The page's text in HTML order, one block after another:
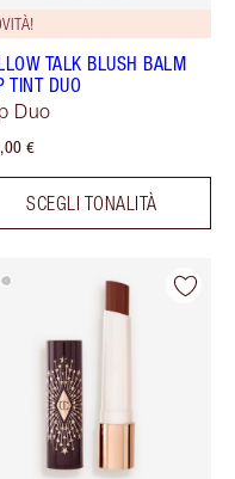
TALK BLUSH BALM
TINT DUO
Duo
€
SCEGLI TONALITÀ